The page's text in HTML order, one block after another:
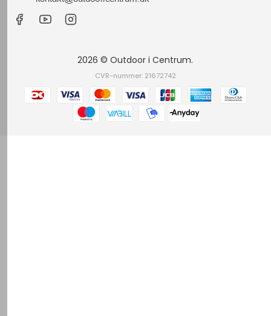
2026 © Outdoor i Centrum.
CVR-nummer: 21672742